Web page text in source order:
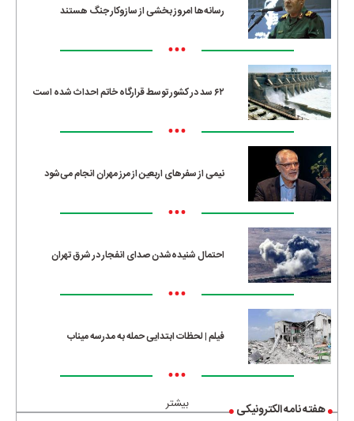
رسانه‌ها امروز بخشی از سازوکار جنگ هستند
•••
۶۲ سد در کشور توسط قرارگاه خاتم احداث شده است
•••
نیمی از سفرهای اربعین از مرز مهران انجام می‌شود
•••
احتمال شنیده‌شدن صدای انفجار در شرق تهران
•••
فیلم | لحظات ابتدایی حمله به مدرسه میناب
•••
بیشتر هفته نامه الکترونیکی